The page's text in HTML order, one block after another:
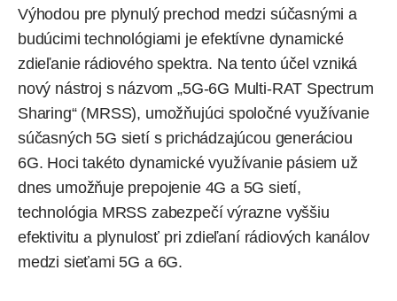
Výhodou pre plynulý prechod medzi súčasnými a
budúcimi technológiami je efektívne dynamické
zdieľanie rádiového spektra. Na tento účel vzniká
nový nástroj s názvom „5G-6G Multi-RAT Spectrum
Sharing“ (MRSS), umožňujúci spoločné využívanie
súčasných 5G sietí s prichádzajúcou generáciou
6G. Hoci takéto dynamické využívanie pásiem už
dnes umožňuje prepojenie 4G a 5G sietí,
technológia MRSS zabezpečí výrazne vyššiu
efektivitu a plynulosť pri zdieľaní rádiových kanálov
medzi sieťami 5G a 6G.